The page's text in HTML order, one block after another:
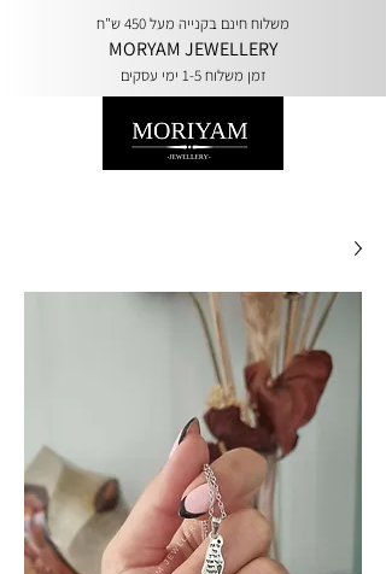
משלוח חינם בקנייה מעל 450 ש"ח
MORYAM JEWELLERY
זמן משלוח 1-5 ימי עסקים